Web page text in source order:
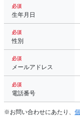
必須
生年月日
必須
性別
必須
メールアドレス
必須
電話番号
※お問い合わせにあたり、